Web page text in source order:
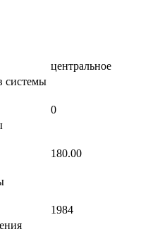
центральное
системы
0
180.00
1984